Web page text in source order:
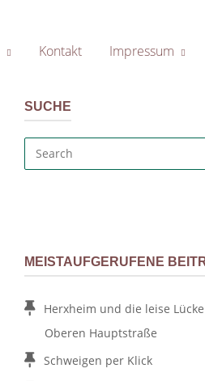
Kontakt Impressum
SUCHE
Search
for:
MEISTAUFGERUFENE
Herxheim und die leise
Oberen Hauptstraße
Schweigen per Klick